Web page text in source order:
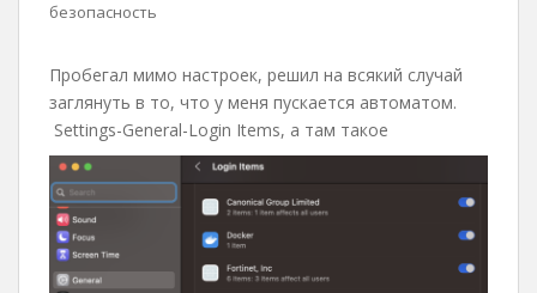
безопасность
Пробегал мимо настроек, решил на всякий случай
заглянуть в то, что у меня пускается автоматом.
Settings-General-Login Items, а там такое